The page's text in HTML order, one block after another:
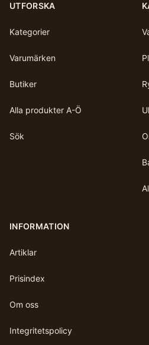
UTFORSKA
Kategorier
Varumärken
Butiker
Alla produkter A-Ö
Sök
INFORMATION
Artiklar
Prisindex
Om oss
Integritetspolicy